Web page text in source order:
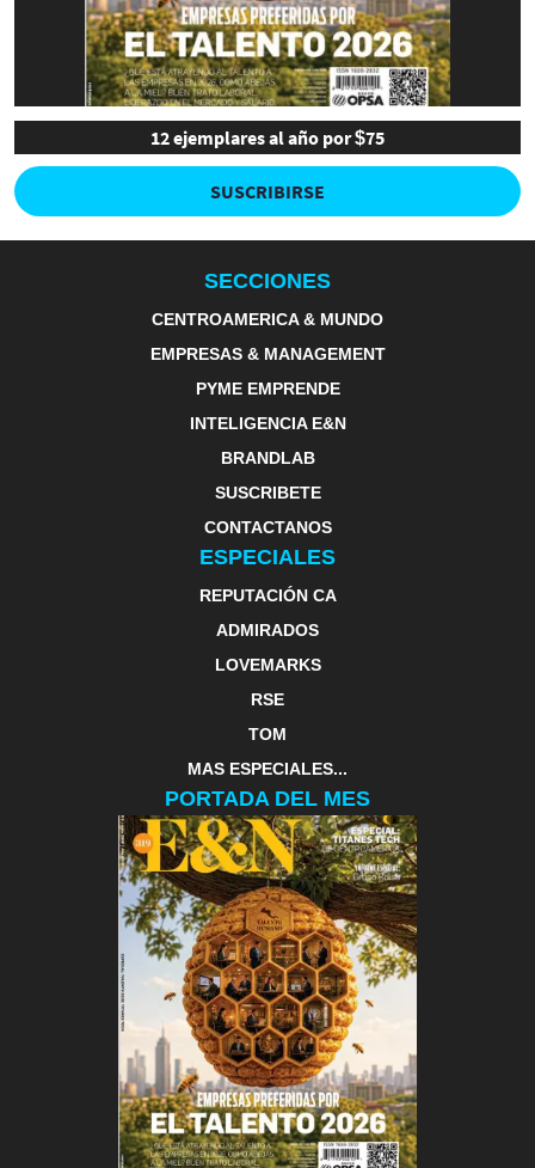
12 ejemplares al año por $75
SUSCRIBIRSE
SECCIONES
CENTROAMERICA & MUNDO
EMPRESAS & MANAGEMENT
PYME EMPRENDE
INTELIGENCIA E&N
BRANDLAB
SUSCRIBETE
CONTACTANOS
ESPECIALES
REPUTACIÓN CA
ADMIRADOS
LOVEMARKS
RSE
TOM
MAS ESPECIALES...
PORTADA DEL MES